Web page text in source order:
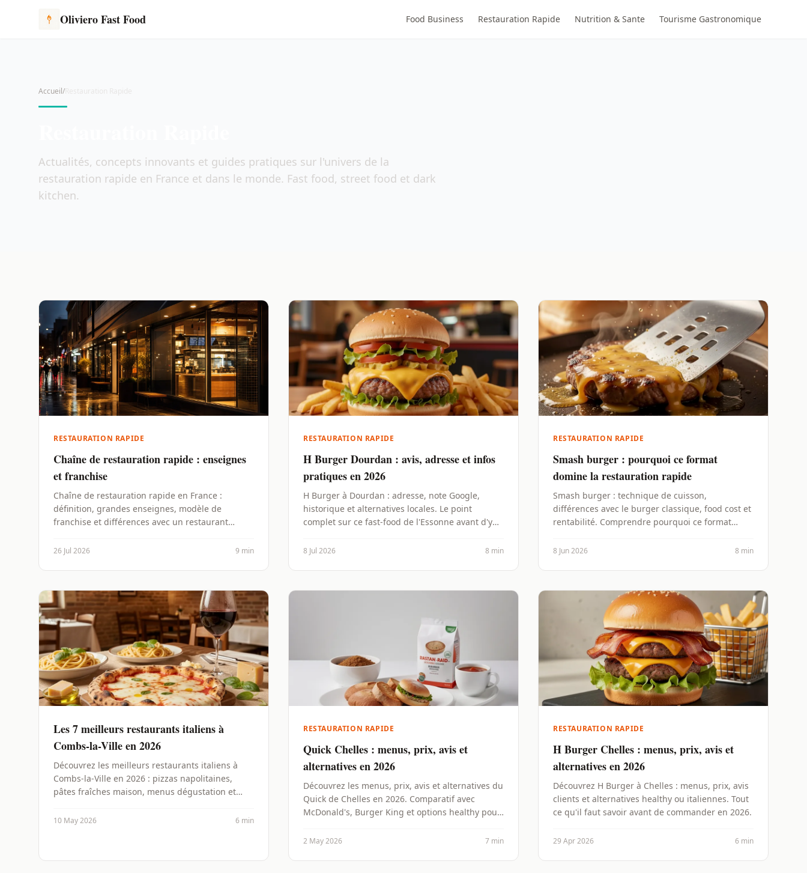
Oliviero Fast Food Food Business Restauration Rapide Nutrition & Sante Tourisme Gastronomique
Accueil/
Actualités, concepts innovants et guides pratiques sur l'univers de la
restauration rapide en France et dans le monde. Fast food, street food et dark
kitchen.
RESTAURATION RAPIDE
Chaîne de restauration rapide : enseignes
et franchise
Chaîne de restauration rapide en France :
définition, grandes enseignes, modèle de
franchise et différences avec un restaurant
26 Jul 2026 9 min
RESTAURATION RAPIDE
H Burger Dourdan : avis, adresse et infos
pratiques en 2026
H Burger à Dourdan : adresse, note Google,
historique et alternatives locales. Le point
complet sur ce fast-food de l'Essonne avant d'y
8 Jul 2026 8 min
RESTAURATION RAPIDE
Smash burger : pourquoi ce format
domine la restauration rapide
Smash burger : technique de cuisson,
différences avec le burger classique, food cost et
rentabilité. Comprendre pourquoi ce format
8 Jun 2026 8 min
Les 7 meilleurs restaurants italiens à
Combs-la-Ville en 2026
Découvrez les meilleurs restaurants italiens à
Combs-la-Ville en 2026 : pizzas napolitaines,
pâtes fraîches maison, menus dégustation et
10 May 2026 6 min
RESTAURATION RAPIDE
Quick Chelles : menus, prix, avis et
alternatives en 2026
Découvrez les menus, prix, avis et alternatives du
Quick de Chelles en 2026. Comparatif avec
McDonald's, Burger King et options healthy pour
2 May 2026 7 min
RESTAURATION RAPIDE
H Burger Chelles : menus, prix, avis et
alternatives en 2026
Découvrez H Burger à Chelles : menus, prix, avis
clients et alternatives healthy ou italiennes. Tout
ce qu'il faut savoir avant de commander en 2026.
29 Apr 2026 6 min